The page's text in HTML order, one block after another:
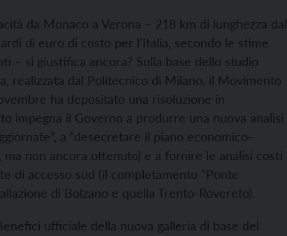
da Monaco a Verona – 218 km di lunghezza dal
di euro di costo per l’Italia, secondo le stime
– si giustifica ancora? Sulla base dello studio
realizzata dal Politecnico di Milano, il Movimento
ha depositato una risoluzione in
impegna il Governo a produrre una nuova analisi
a “desecretare il piano economico-
non ancora ottenuto) e a fornire le analisi costi
di accesso sud (il completamento “Ponte
di Bolzano e quella Trento-Rovereto).
ufficiale della nuova galleria di base del